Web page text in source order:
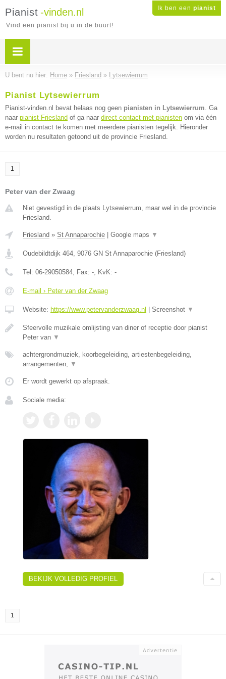
Ik ben een pianist
Pianist -vinden.nl
Vind een pianist bij u in de buurt!
U bent nu hier: Home » Friesland » Lytsewierrum
Pianist Lytsewierrum
Pianist-vinden.nl bevat helaas nog geen pianisten in Lytsewierrum. Ga
naar pianist Friesland of ga naar direct contact met pianisten om via één
e-mail in contact te komen met meerdere pianisten tegelijk. Hieronder
worden nu resultaten getoond uit de provincie Friesland.
1
Peter van der Zwaag
Niet gevestigd in de plaats Lytsewierrum, maar wel in de provincie
Friesland.
Friesland » St Annaparochie Google maps ▼
Oudebildtdijk 464, 9076 GN St Annaparochie (Friesland)
Tel: 06-29050584, Fax: -, KvK: -
E-mail › Peter van der Zwaag
Website: https://www.petervanderzwaag.nl Screenshot ▼
Sfeervolle muzikale omlijsting van diner of receptie door pianist
Peter van ▼
achtergrondmuziek, koorbegeleiding, artiestenbegeleiding,
arrangementen, ▼
Er wordt gewerkt op afspraak.
Sociale media:
BEKIJK VOLLEDIG PROFIEL
1